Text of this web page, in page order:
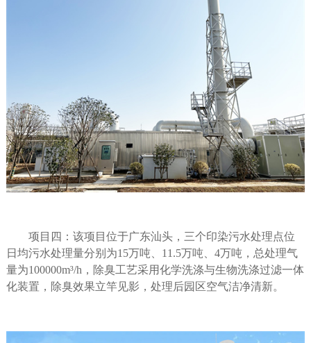
项目四：该项目位于广东汕头，三个印染污水处理点位
日均污水处理量分别为15万吨、 11.5万吨、 4万吨，总处理气
量为100000m³/h ，除臭工艺采用化学洗涤与生物洗涤过滤一体
化装置，除臭效果立竿见影，处理后园区空气洁净清新。